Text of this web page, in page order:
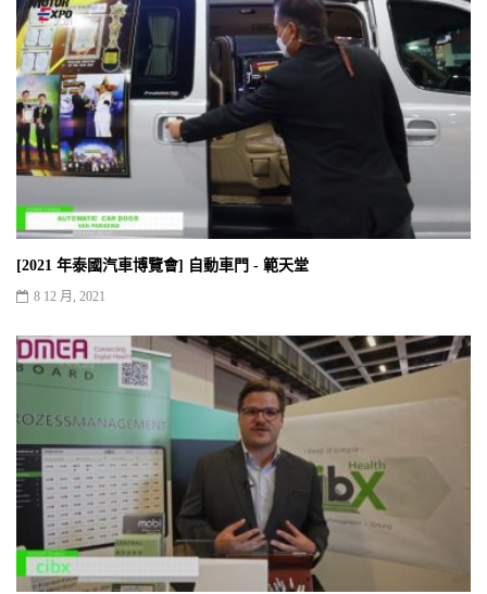
[2021 年泰國汽車博覽會] 自動車門 - 範天堂
8 12 月, 2021